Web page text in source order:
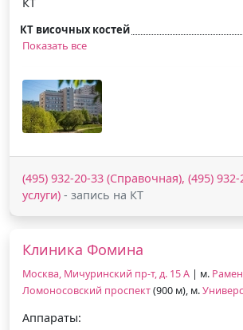
КТ височных костей
Показать все
(495) 932-20-33 (Справочная), (495)
услуги) - запись на КТ
Клиника Фомина
Москва, Мичуринский пр-т, д. 15 А | м.
Ломоносовский проспект(900 м), м.
Аппараты: